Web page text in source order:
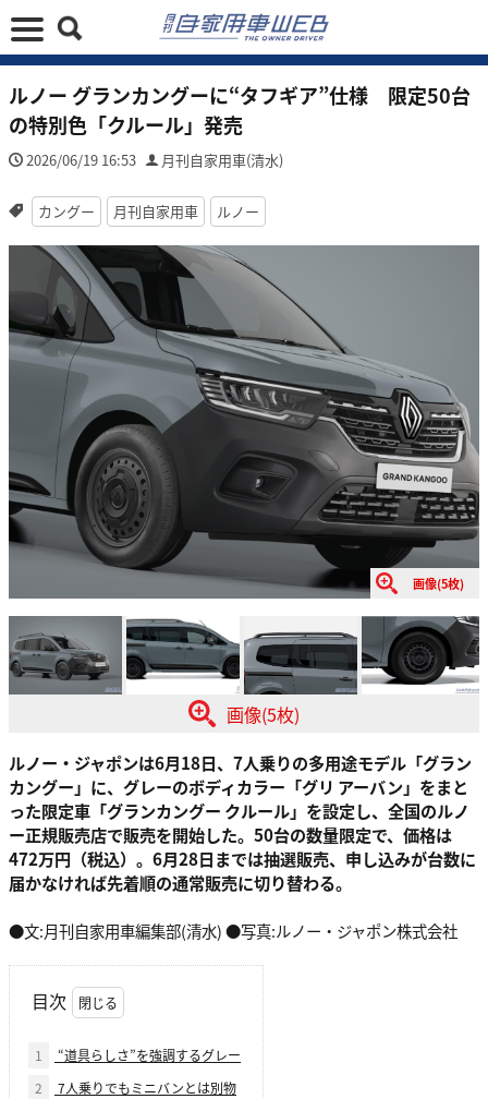
ルノー グランカングーに“タフギア”仕様 限定50台
の特別色「クルール」発売
2026/06/19 16:53 月刊自家用車(清水)
カングー 月刊自家用車 ルノー
画像(5枚)
画像(5枚)
ルノー・ジャポンは6月18日、7人乗りの多用途モデル「グラン
カングー」に、グレーのボディカラー「グリ アーバン」をまと
った限定車 「グランカングー クルール」 を設定し、全国のルノ
ー正規販売店で販売を開始した。50台の数量限定で、価格は
472万円（税込）。6月28日までは抽選販売、申し込みが台数に
届かなければ先着順の通常販売に切り替わる。
●文:月刊自家用車編集部(清水) ●写真:ルノー・ジャポン株式会社
目次
1
“道具らしさ”を強調するグレー
2
7人乗りでもミニバンとは別物